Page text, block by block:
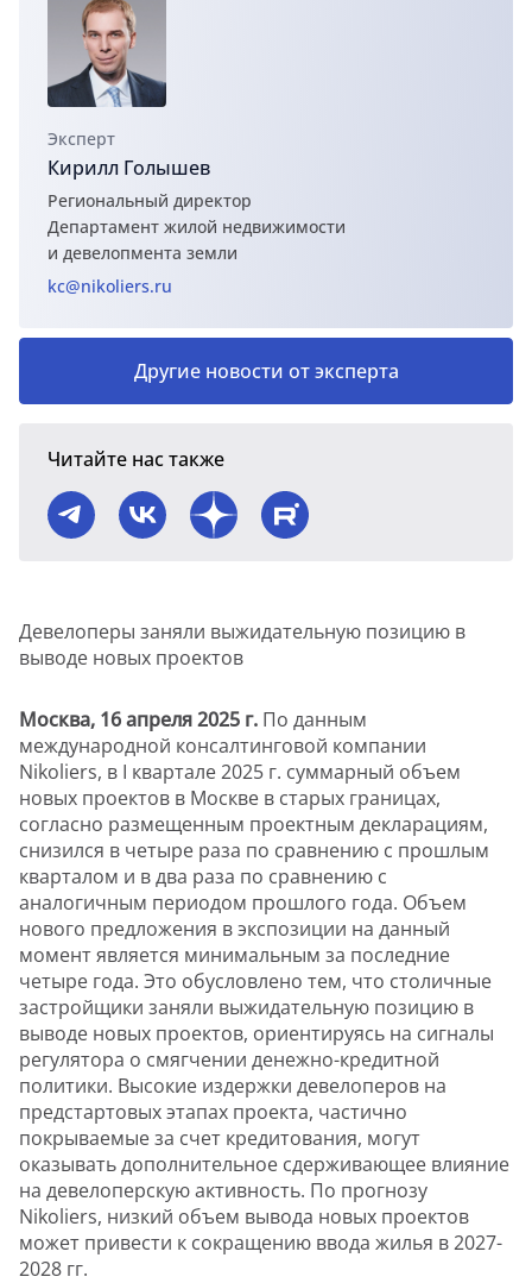
Эксперт
Кирилл Голышев
Региональный директор
Департамент жилой недвижимости
и девелопмента земли
kc@nikoliers.ru
Другие новости от эксперта
Читайте нас также
Девелоперы заняли выжидательную позицию в
выводе новых проектов
Москва, 16 апреля 2025 г. По данным
международной консалтинговой компании
Nikoliers, в I квартале 2025 г. суммарный объем
новых проектов в Москве в старых границах,
согласно размещенным проектным декларациям,
снизился в четыре раза по сравнению с прошлым
кварталом и в два раза по сравнению с
аналогичным периодом прошлого года. Объем
нового предложения в экспозиции на данный
момент является минимальным за последние
четыре года. Это обусловлено тем, что столичные
застройщики заняли выжидательную позицию в
выводе новых проектов, ориентируясь на сигналы
регулятора о смягчении денежно-кредитной
политики. Высокие издержки девелоперов на
предстартовых этапах проекта, частично
покрываемые за счет кредитования, могут
оказывать дополнительное сдерживающее влияние
на девелоперскую активность. По прогнозу
Nikoliers, низкий объем вывода новых проектов
может привести к сокращению ввода жилья в 2027-
2028 гг.